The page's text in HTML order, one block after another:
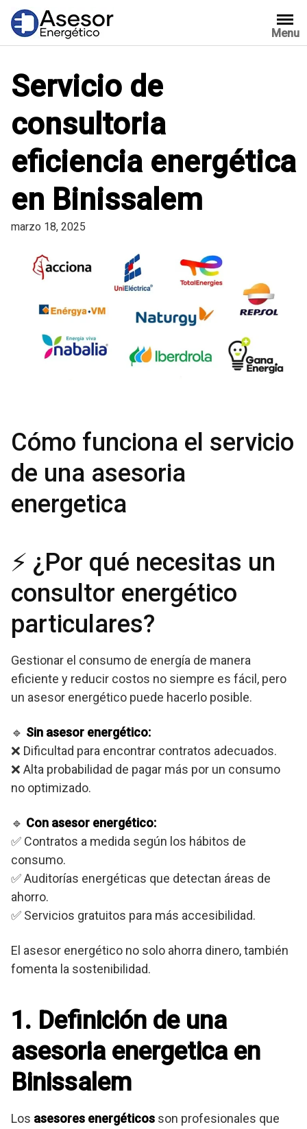
Saltar
contenido
Menu
Servicio de
consultoria
eficiencia energética
en Binissalem
marzo 18, 2025
Cómo funciona el servicio
de una asesoria
energetica
⚡ ¿Por qué necesitas un
consultor energético
particulares?
Gestionar el consumo de energía de manera
eficiente y reducir costos no siempre es fácil, pero
un asesor energético puede hacerlo posible.
🔹 Sin asesor energético:
❌ Dificultad para encontrar contratos adecuados.
❌ Alta probabilidad de pagar más por un consumo
no optimizado.
🔹 Con asesor energético:
✅ Contratos a medida según los hábitos de
consumo.
✅ Auditorías energéticas que detectan áreas de
ahorro.
✅ Servicios gratuitos para más accesibilidad.
El asesor energético no solo ahorra dinero, también
fomenta la sostenibilidad.
1. Definición de una
asesoria energetica en
Binissalem
Los asesores energéticos son profesionales que